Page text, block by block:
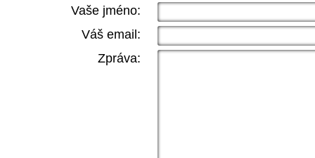
Vaše jméno:
Váš email:
Zpráva: